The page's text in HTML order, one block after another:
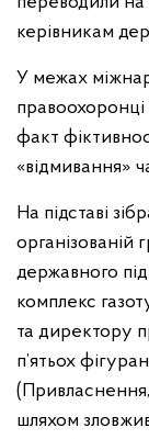
керівникам
У межах
правоохоронці
факт
«відмивання»
На підставі
організованій
державного
комплекс
та директору
п’ятьох
шляхом